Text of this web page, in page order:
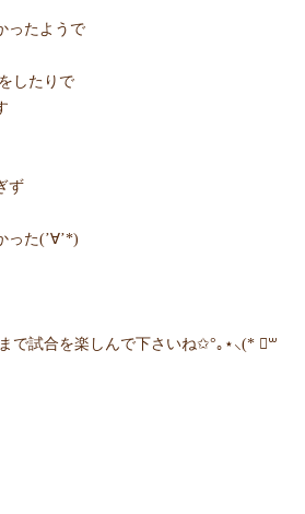
ったようで
したりで
ず
った(’∀’*)
で試合を楽しんで下さいね✩°｡⋆⸜(* ॑꒳